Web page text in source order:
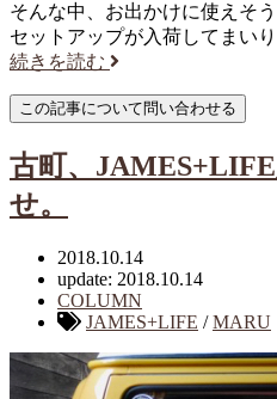
そんな中、お出かけに使えそ
セットアップが入荷してまいり
続きを読む
古町、
せ。
2018.10.14
update: 2018.10.14
COLUMN
JAMES+LIFE /MARU